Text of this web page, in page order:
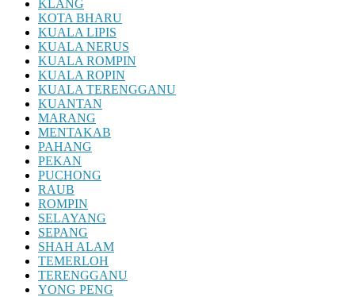
KLANG
KOTA BHARU
KUALA LIPIS
KUALA NERUS
KUALA ROMPIN
KUALA ROPIN
KUALA TERENGGANU
KUANTAN
MARANG
MENTAKAB
PAHANG
PEKAN
PUCHONG
RAUB
ROMPIN
SELAYANG
SEPANG
SHAH ALAM
TEMERLOH
TERENGGANU
YONG PENG